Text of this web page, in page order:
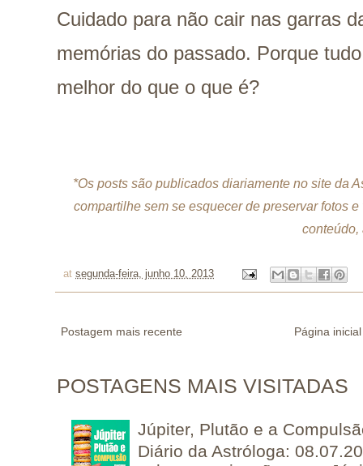
Cuidado para não cair nas garras
memórias do passado. Porque
melhor do que o que é?
*Os posts são publicados diariamente no site da
compartilhe sem se esquecer de preservar fotos
conteúdo,
at segunda-feira, junho 10, 2013
Postagem mais recente Página inicial
POSTAGENS MAIS VISITADAS
Júpiter, Plutão e a
Diário da Astróloga: